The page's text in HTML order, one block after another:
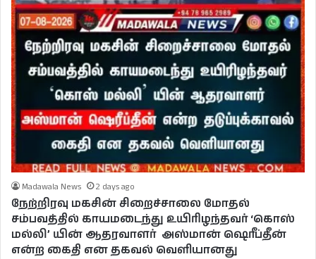
Madawala News 2 days ago
நேற்றிரவு மகசின் சிறைச்சாலை மோதல்
சம்பவத்தில் காயமடைந்து உயிரிழந்தவர் ‘கொஸ்
மல்லி’ யின் ஆதரவாளர் அஸ்மான் ஷெரீப்தீன்
என்ற கைதி என தகவல் வெளியானது